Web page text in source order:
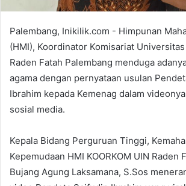
Palembang, Inikilik.com - Himpunan
(HMI), Koordinator Komisariat
Raden Fatah Palembang menduga
agama dengan pernyataan usulan
Ibrahim kepada Kemenag dalam
sosial media.
Kepala Bidang Perguruan Tinggi,
Kepemudaan HMI KOORKOM UIN Raden
Bujang Agung Laksamana, S.Sos